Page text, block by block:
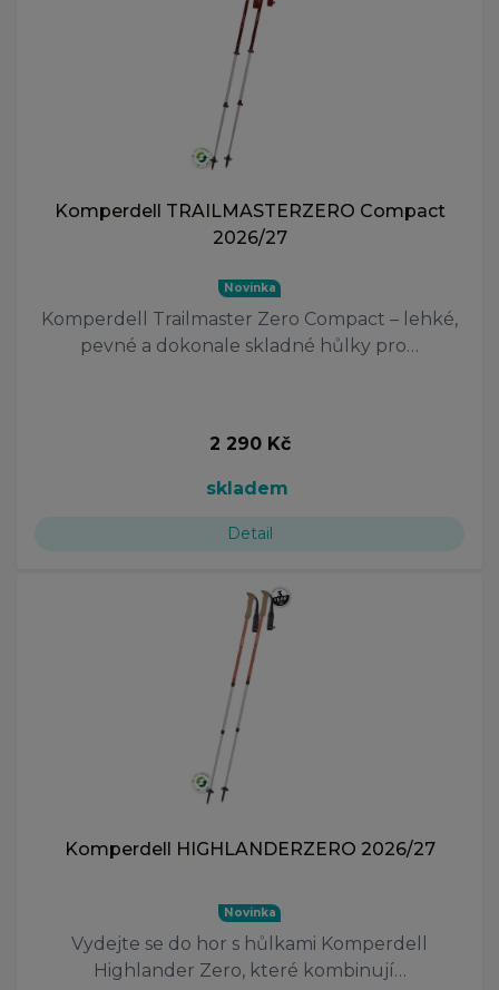
Komperdell TRAILMASTERZERO Compact
2026/27
Novinka
Komperdell Trailmaster Zero Compact – lehké,
pevné a dokonale skladné hůlky pro…
2 290 Kč
skladem
Detail
Komperdell HIGHLANDERZERO 2026/27
Novinka
Vydejte se do hor s hůlkami Komperdell
Highlander Zero, které kombinují…